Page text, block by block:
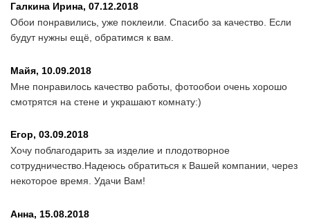
Галкина Ирина, 07.12.2018
Обои понравились, уже поклеили. Спасибо за качество. Если
будут нужны ещё, обратимся к вам.
Майя, 10.09.2018
Мне понравилось качество работы, фотообои очень хорошо
смотрятся на стене и украшают комнату:)
Егор, 03.09.2018
Хочу поблагодарить за изделие и плодотворное
сотрудничество.Надеюсь обратиться к Вашей компании, через
некоторое время. Удачи Вам!
Анна, 15.08.2018